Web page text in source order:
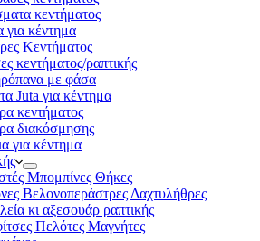
κεντήματος
κέντημα
Κεντήματος
κεντήματος/ραπτικής
με φάσα
Juta για κέντημα
κεντήματος
διακόσμησης
για κέντημα
Μπομπίνες Θήκες
Βελονοπεράστρες Δαχτυλήθρες
κι αξεσουάρ ραπτικής
Πελότες Μαγνήτες